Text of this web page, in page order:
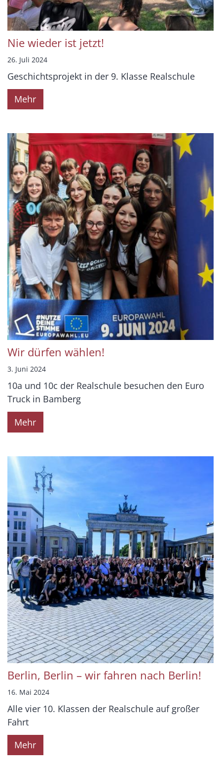
Nie wieder ist jetzt!
26. Juli 2024
Geschichtsprojekt in der 9. Klasse Realschule
Mehr
Wir dürfen wählen!
3. Juni 2024
10a und 10c der Realschule besuchen den Euro
Truck in Bamberg
Mehr
Berlin, Berlin – wir fahren nach Berlin!
16. Mai 2024
Alle vier 10. Klassen der Realschule auf großer
Fahrt
Mehr